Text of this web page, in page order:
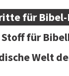
für
Stoff für
Welt